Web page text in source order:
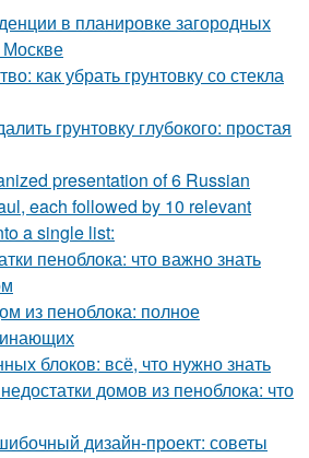
в планировке загородных
как убрать грунтовку со стекла
грунтовку глубокого: простая
presentation of 6 Russian
each followed by 10 relevant
a single list:
пеноблока: что важно знать
из пеноблока: полное
блоков: всё, что нужно знать
домов из пеноблока: что
дизайн-проект: советы